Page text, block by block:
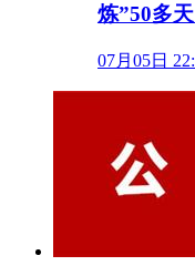
炼”50多
07月05日